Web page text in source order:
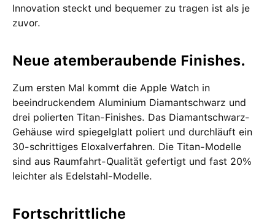
Innovation steckt und bequemer zu tragen ist als je
zuvor.
Neue atemberaubende Finishes.
Zum ersten Mal kommt die Apple Watch in
beeindruckendem Aluminium Diamantschwarz und
drei polierten Titan-Finishes. Das Diamantschwarz-
Gehäuse wird spiegelglatt poliert und durchläuft ein
30-schrittiges Eloxalverfahren. Die Titan-Modelle
sind aus Raumfahrt-Qualität gefertigt und fast 20%
leichter als Edelstahl-Modelle.
Fortschrittliche